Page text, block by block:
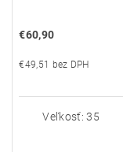
€60,90
€49,51 bez DPH
Veľkosť: 35